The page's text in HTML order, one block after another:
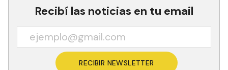
Recibí las noticias en tu email
RECIBIR NEWSLETTER